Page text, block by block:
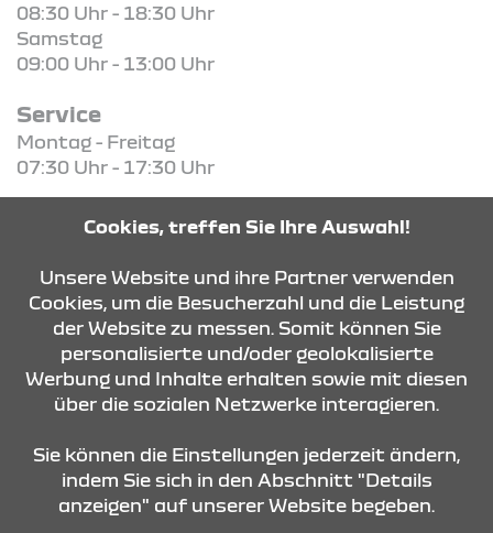
08:30 Uhr - 18:30 Uhr
Samstag
09:00 Uhr - 13:00 Uhr
Service
Montag - Freitag
07:30 Uhr - 17:30 Uhr
Teile / Zubehör
08:00 Uhr - 17:00 Uhr
KONTAKT & ANFAHRT
Cookies, treffen Sie Ihre Auswahl!
Unsere Website und ihre Partner verwenden
Cookies, um die Besucherzahl und die Leistung
der Website zu messen. Somit können Sie
personalisierte und/oder geolokalisierte
Werbung und Inhalte erhalten sowie mit diesen
über die sozialen Netzwerke interagieren.
Sie können die Einstellungen jederzeit ändern,
indem Sie sich in den Abschnitt "Details
anzeigen" auf unserer Website begeben.